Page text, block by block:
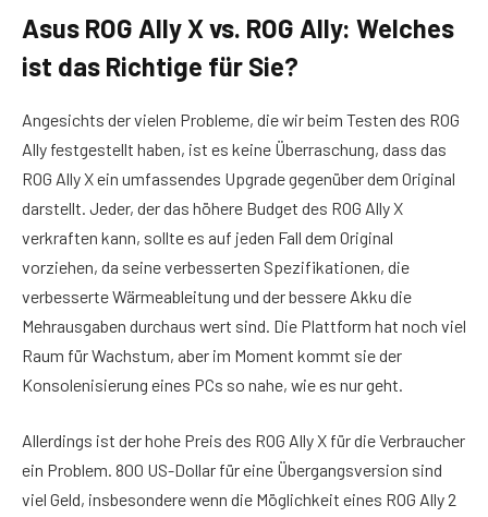
Asus ROG Ally X vs. ROG Ally: Welches
ist das Richtige für Sie?
Angesichts der vielen Probleme, die wir beim Testen des ROG
Ally festgestellt haben, ist es keine Überraschung, dass das
ROG Ally X ein umfassendes Upgrade gegenüber dem Original
darstellt. Jeder, der das höhere Budget des ROG Ally X
verkraften kann, sollte es auf jeden Fall dem Original
vorziehen, da seine verbesserten Spezifikationen, die
verbesserte Wärmeableitung und der bessere Akku die
Mehrausgaben durchaus wert sind. Die Plattform hat noch viel
Raum für Wachstum, aber im Moment kommt sie der
Konsolenisierung eines PCs so nahe, wie es nur geht.
Allerdings ist der hohe Preis des ROG Ally X für die Verbraucher
ein Problem. 800 US-Dollar für eine Übergangsversion sind
viel Geld, insbesondere wenn die Möglichkeit eines ROG Ally 2